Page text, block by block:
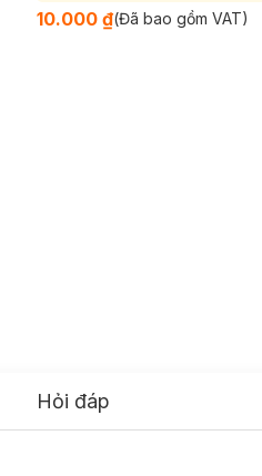
10.000 ₫(Đã bao gồm VAT)
Hỏi đáp